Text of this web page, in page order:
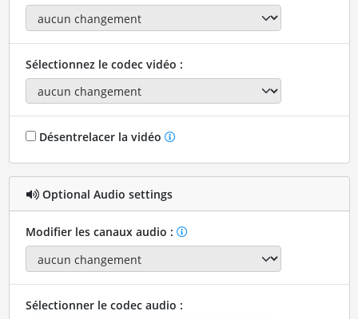
Sélectionnez le codec vidéo :
Désentrelacer la vidéo
Optional Audio settings
Modifier les canaux audio :
Sélectionner le codec audio :